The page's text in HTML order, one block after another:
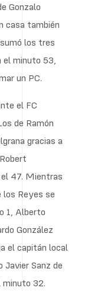
Gonzalo
casa también
los tres
el minuto 53,
un PC.
el FC
de Ramón
gracias a
el 47. Mientras
los Reyes se
1, Alberto
González
el capitán local
Javier Sanz de
32.